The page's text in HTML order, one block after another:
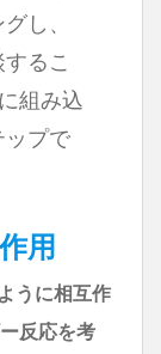
し、
るこ
組み込
ップで
用
うに相互作
反応を考